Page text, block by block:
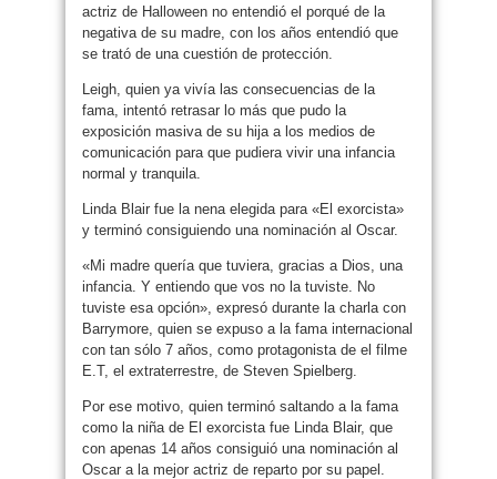
actriz de Halloween no entendió el porqué de la
negativa de su madre, con los años entendió que
se trató de una cuestión de protección.
Leigh, quien ya vivía las consecuencias de la
fama, intentó retrasar lo más que pudo la
exposición masiva de su hija a los medios de
comunicación para que pudiera vivir una infancia
normal y tranquila.
Linda Blair fue la nena elegida para «El exorcista»
y terminó consiguiendo una nominación al Oscar.
«Mi madre quería que tuviera, gracias a Dios, una
infancia. Y entiendo que vos no la tuviste. No
tuviste esa opción», expresó durante la charla con
Barrymore, quien se expuso a la fama internacional
con tan sólo 7 años, como protagonista de el filme
E.T, el extraterrestre, de Steven Spielberg.
Por ese motivo, quien terminó saltando a la fama
como la niña de El exorcista fue Linda Blair, que
con apenas 14 años consiguió una nominación al
Oscar a la mejor actriz de reparto por su papel.